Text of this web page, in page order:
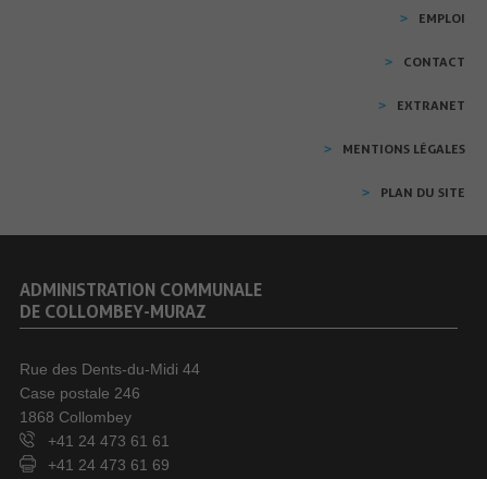
EMPLOI
CONTACT
EXTRANET
MENTIONS LÉGALES
PLAN DU SITE
ADMINISTRATION COMMUNALE
DE COLLOMBEY-MURAZ
Rue des Dents-du-Midi 44
Case postale 246
1868 Collombey
+41 24 473 61 61
+41 24 473 61 69